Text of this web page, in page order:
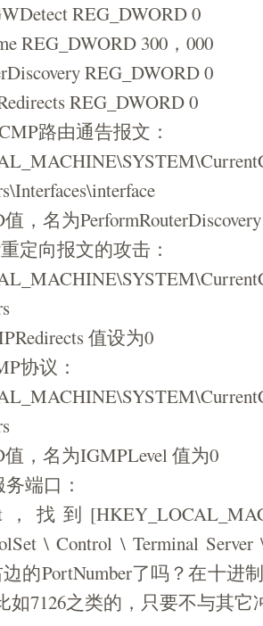
REG_DWORD 0
REG_DWORD 300，000
REG_DWORD 0
REG_DWORD 0
路由通告报文：
，名为
定向报文的攻击：
值设为0
协议：
，名为IGMPLevel 值为0
端口：
找到
\ Control \ Terminal
的PortNumber了吗？在十进
如7126之类的，只要不与其它